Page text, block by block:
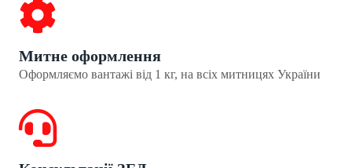
Митне оформлення
Оформляємо вантажі від 1 кг, на всіх митницях України